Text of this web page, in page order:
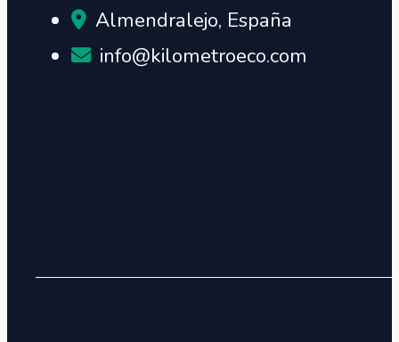
Almendralejo, España
info@kilometroeco.com